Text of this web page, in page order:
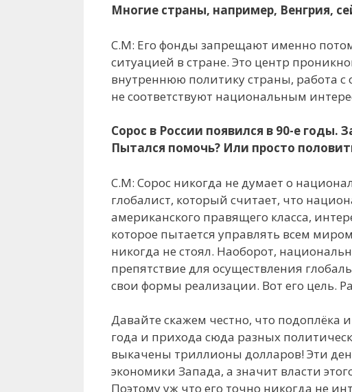
Многие страны, например, Венгрия,
С.М: Его фонды запрещают именно
ситуацией в стране. Это центр
внутреннюю политику страны, работа
не соответствуют национальным
Сорос в России появился в 90-е
Пытался помочь? Или просто
С.М: Сорос никогда не думает о
глобалист, который считает, что
американского правящего класса,
которое пытается управлять всем
никогда не стоял. Наоборот,
препятствие для осуществления
свои формы реализации. Вот его цель.
Давайте скажем честно, что подоплёка
года и прихода сюда разных
выкачены триллионы долларов! Эти
экономики Запада, а значит власти
Поэтому уж что его точно никогда не